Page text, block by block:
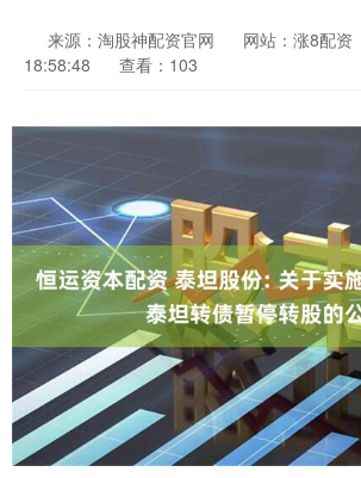
来源：淘股神配资官网 网站：涨8配资
18:58:48
查看：103